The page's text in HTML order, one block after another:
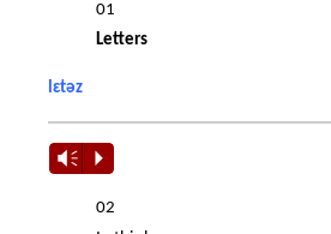
01
Letters
lɛtəz
Vm P
02